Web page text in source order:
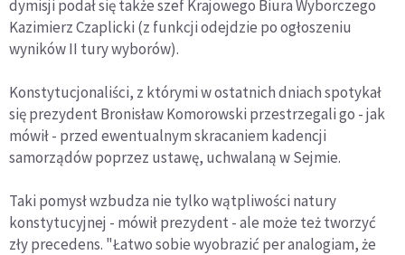
dymisji podał się także szef Krajowego Biura Wyborczego
Kazimierz Czaplicki (z funkcji odejdzie po ogłoszeniu
wyników II tury wyborów).
Konstytucjonaliści, z którymi w ostatnich dniach spotykał
się prezydent Bronisław Komorowski przestrzegali go - jak
mówił - przed ewentualnym skracaniem kadencji
samorządów poprzez ustawę, uchwalaną w Sejmie.
Taki pomysł wzbudza nie tylko wątpliwości natury
konstytucyjnej - mówił prezydent - ale może też tworzyć
zły precedens. "Łatwo sobie wyobrazić per analogiam, że